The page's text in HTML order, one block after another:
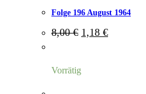
Folge 196 August 1964
8,00€ Ursprünglicher
Preis
1,18 €Aktueller
Preis
Vorrätig